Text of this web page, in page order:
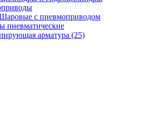
с пневмоприводом
пневматические
арматура (25)